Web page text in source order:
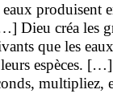
produisent
Dieu créa les
que les
espèces. […]
multipliez,